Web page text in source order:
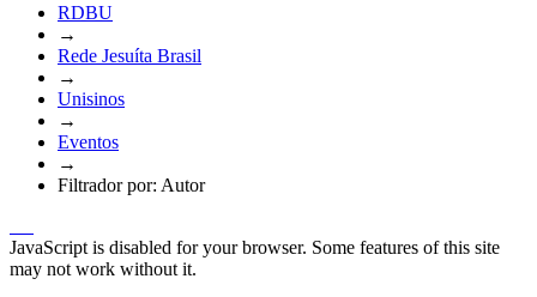
RDBU
→
Rede Jesuíta Brasil
→
Unisinos
→
Eventos
→
Filtrador por: Autor
JavaScript is disabled for your browser. Some features of this site
may not work without it.